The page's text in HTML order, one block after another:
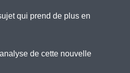
qui prend de plus en
de cette nouvelle